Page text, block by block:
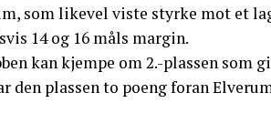
som likevel viste styrke mot et
14 og 16 måls margin.
kan kjempe om 2.-plassen som
den plassen to poeng foran